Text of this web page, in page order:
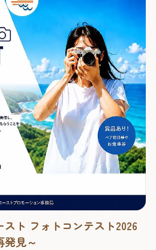
ト フォトコンテスト2026
発見～